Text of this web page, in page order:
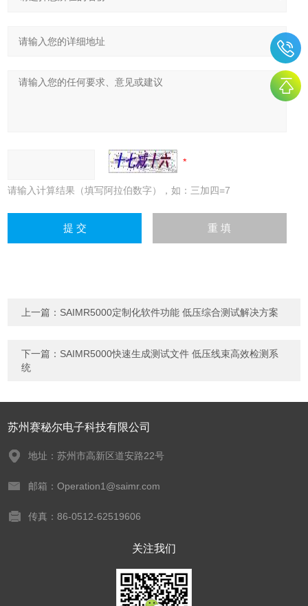
请输入计算结果（填写阿拉伯数字），如：三加四=7
上一篇： SAIMR5000定制化软件功能 低压综合测试解决方案
下一篇： SAIMR5000快速生成测试文件 低压线束高效检测系
统
苏州赛秘尔电子科技有限公司
地址：苏州市高新区道安路22号
邮箱：Operation1@saimr.com
传真：86-0512-62519606
关注我们